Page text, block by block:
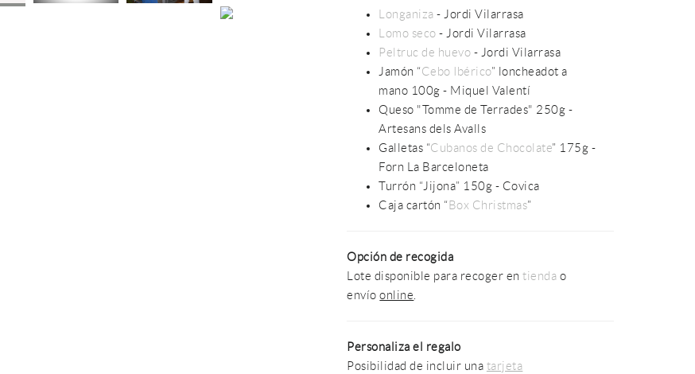
Longaniza- Jordi Vilarrasa
Lomo seco - Jordi Vilarrasa
Peltruc de huevo - Jordi Vilarrasa
Jamón “Cebo Ibérico” loncheadot a
mano 100g - Miquel Valentí
Queso "Tomme de Terrades" 250g -
Artesans dels Avalls
Galletas “Cubanos de Chocolate” 175g -
Forn La Barceloneta
Turrón “Jijona” 150g - Covica
Caja cartón “Box Christmas”
Opción de recogida
Lote disponible para recoger entienda o
envíoonline
Personaliza el regalo
Posibilidad de incluir una tarjeta